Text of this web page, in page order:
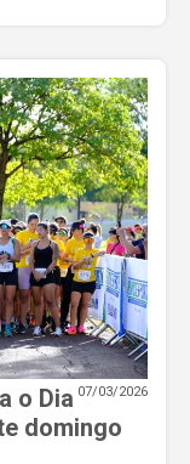
07/03/2026
o Dia
domingo